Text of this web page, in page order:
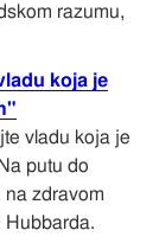
razumu,
koja je
vladu koja je
putu do
zdravom
Hubbarda.